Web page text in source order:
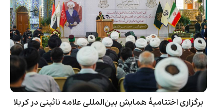
برگزاری اختتامیۀ همایش بین‌المللی علامه نائینی در کربلا